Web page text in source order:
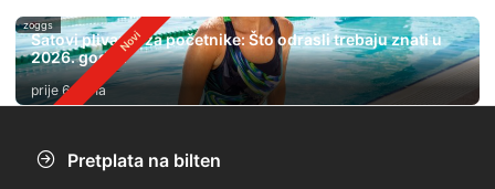
zoggs
Satovi plivanja za početnike: Što odrasli trebaju znati u
2026. godini
prije 6 dana
Pretplata na bilten